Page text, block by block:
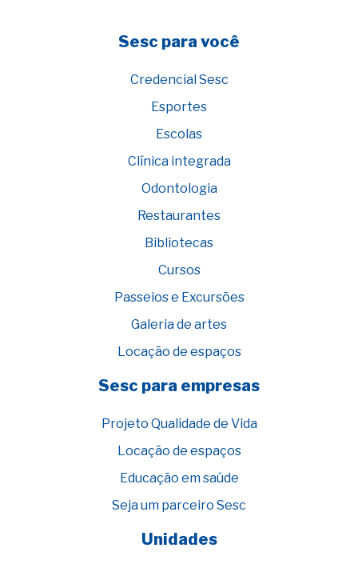
Sesc para você
Credencial Sesc
Esportes
Escolas
Clínica integrada
Odontologia
Restaurantes
Bibliotecas
Cursos
Passeios e Excursões
Galeria de artes
Locação de espaços
Sesc para empresas
Projeto Qualidade de Vida
Locação de espaços
Educação em saúde
Seja um parceiro Sesc
Unidades